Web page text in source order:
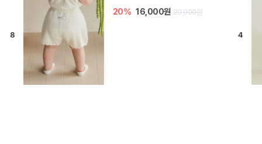
20% 16,000원 20,000원